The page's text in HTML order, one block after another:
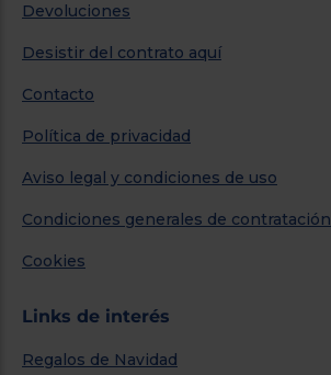
Devoluciones
Desistir del contrato aquí
Contacto
Política de privacidad
Aviso legal y condiciones de uso
Condiciones generales de contratación
Cookies
Links de interés
Regalos de Navidad